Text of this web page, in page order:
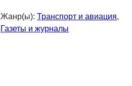
Жанр(ы): Транспорт и авиация,
Газеты и журналы